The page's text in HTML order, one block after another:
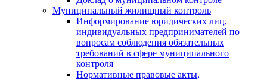
Муниципальный жилищный контроль
Информирование юридических лиц,
индивидуальных предпринимателей по
вопросам соблюдения обязательных
требований в сфере муниципального
контроля
Нормативные правовые акты,